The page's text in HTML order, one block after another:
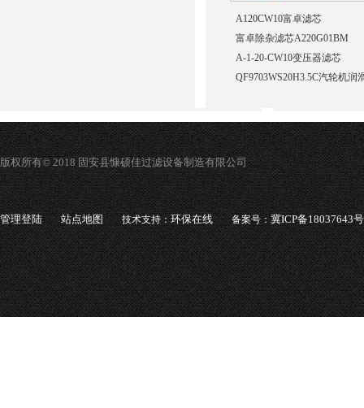
A120CW10富卓滤芯
富卓除杂滤芯A220G01BM
A-1-20-CW10变压器滤芯
QF9703WS20H3.5C汽轮机润
版权所有© 2018 固安县慷硕佳过滤设备制造有限公司
管理登陆 站点地图 技术支持：环保在线 备案号：冀ICP备18037643